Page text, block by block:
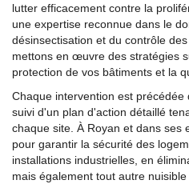
lutter efficacement contre la
une expertise reconnue dans le
désinsectisation et du contrôle
mettons en œuvre des stratégies
protection de vos bâtiments et la
Chaque intervention est précédée
suivi d'un plan d'action détaillé
chaque site. À Royan et dans ses
pour garantir la sécurité des
installations industrielles, en
mais également tout autre